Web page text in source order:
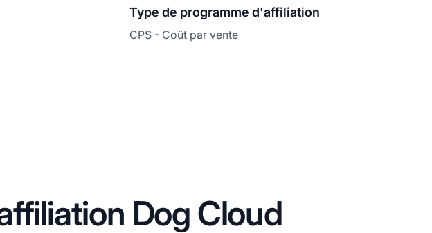
Type de programme d'affiliation
CPS - Coût par vente
Dog Cloud